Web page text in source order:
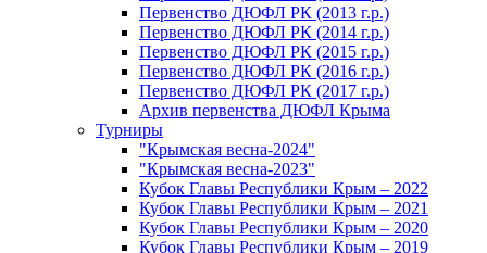
Первенство ДЮФЛ РК (2013 г.р.)
Первенство ДЮФЛ РК (2014 г.р.)
Первенство ДЮФЛ РК (2015 г.р.)
Первенство ДЮФЛ РК (2016 г.р.)
Первенство ДЮФЛ РК (2017 г.р.)
Архив первенства ДЮФЛ Крыма
Турниры
"Крымская весна-2024"
"Крымская весна-2023"
Кубок Главы Республики Крым – 2022
Кубок Главы Республики Крым – 2021
Кубок Главы Республики Крым – 2020
Кубок Главы Республики Крым – 2019